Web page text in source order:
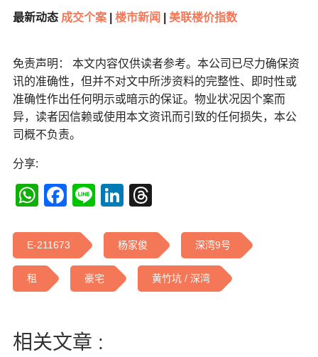
最新动态 成交个案 楼市新闻 美联楼价指数
免责声明： 本文内容仅供读者参考。本公司已尽力确保资
讯的准确性，但并不对文中所涉资料的完整性、即时性或
准确性作出任何明示或暗示的保证。物业状况因个案而
异，读者因信赖或使用本文资讯而引致的任何损失，本公
司概不负责。
分享:
WhatsApp
Facebook
LineLinkedIn
E-211673 杨家俊 深湾9号
租 豪宅 黄竹坑 / 深湾
相关文章 :